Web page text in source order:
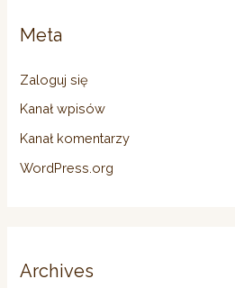
Meta
Zaloguj się
Kanał wpisów
Kanał komentarzy
WordPress.org
Archives